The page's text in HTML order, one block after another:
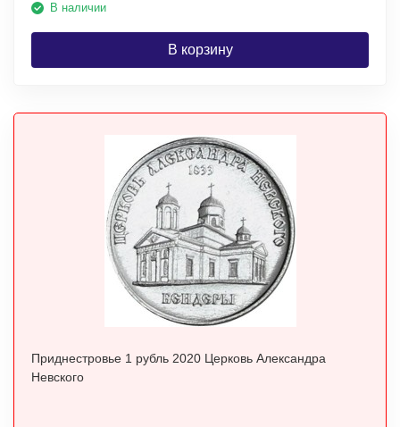
В наличии
В корзину
Приднестровье 1 рубль 2020 Церковь Александра
Невского